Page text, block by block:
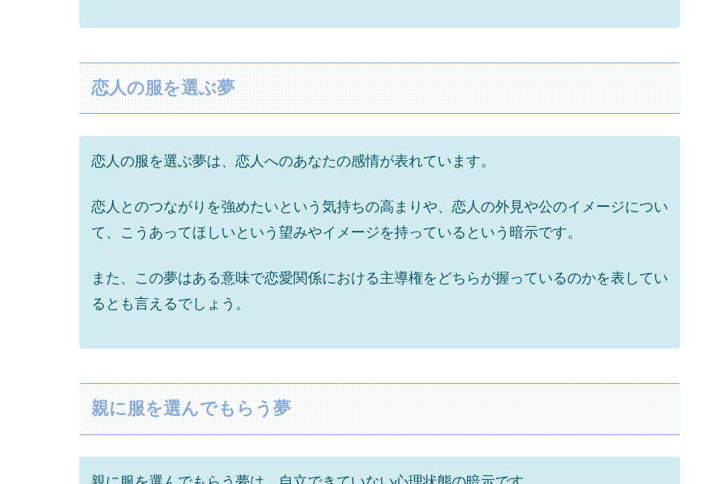
恋人の服を選ぶ夢
恋人の服を選ぶ夢は、恋人へのあなたの感情が表れています。
恋人とのつながりを強めたいという気持ちの高まりや、恋人の外見や公のイメージについ
て、こうあってほしいという望みやイメージを持っているという暗示です。
また、この夢はある意味で恋愛関係における主導権をどちらが握っているのかを表してい
るとも言えるでしょう。
親に服を選んでもらう夢